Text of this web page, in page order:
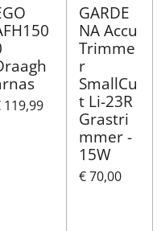
119,99
GARDE
NA Accu
Trimme
r
SmallCu
t Li-23R
Grastri
mmer -
15W
€ 70,00